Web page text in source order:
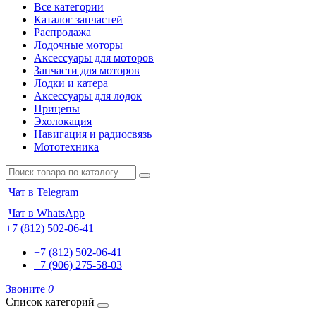
Все категории
Каталог запчастей
Распродажа
Лодочные моторы
Аксессуары для моторов
Запчасти для моторов
Лодки и катера
Аксессуары для лодок
Прицепы
Эхолокация
Навигация и радиосвязь
Мототехника
Чат в Telegram
Чат в WhatsApp
+7 (812) 502-06-41
+7 (812) 502-06-41
+7 (906) 275-58-03
Звоните 0
Список категорий